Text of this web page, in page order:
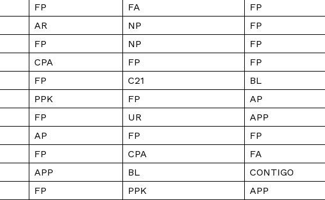
SUSCRIBETE
Diario los Andes
FP FA
FP
AR NP
FP
FP NP
FP
CPA FP
FP
FP C21
BL
PPK FP
AP
FP UR
APP
AP FP
FP
FP CPA
FA
APP BL
CONTIGO
FP PPK
APP